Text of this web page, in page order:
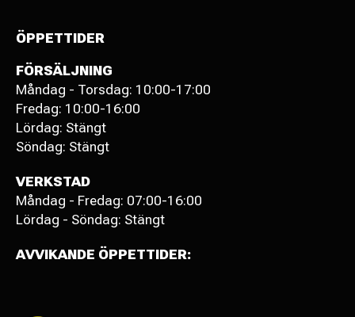
ÖPPETTIDER
FÖRSÄLJNING
Måndag - Torsdag: 10:00-17:00
Fredag: 10:00-16:00
Lördag: Stängt
Söndag: Stängt
VERKSTAD
Måndag - Fredag: 07:00-16:00
Lördag - Söndag: Stängt
AVVIKANDE ÖPPETTIDER: